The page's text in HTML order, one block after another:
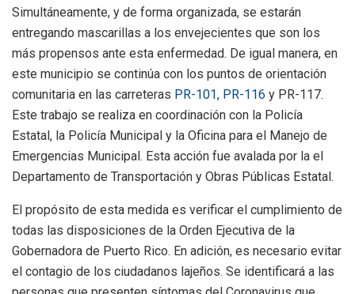
Simultáneamente, y de forma organizada, se estarán
entregando mascarillas a los envejecientes que son los
más propensos ante esta enfermedad. De igual manera, en
este municipio se continúa con los puntos de orientación
comunitaria en las carreteras PR-101, PR-116 y PR-117.
Este trabajo se realiza en coordinación con la Policía
Estatal, la Policía Municipal y la Oficina para el Manejo de
Emergencias Municipal. Esta acción fue avalada por la el
Departamento de Transportación y Obras Públicas Estatal.
El propósito de esta medida es verificar el cumplimiento de
todas las disposiciones de la Orden Ejecutiva de la
Gobernadora de Puerto Rico. En adición, es necesario evitar
el contagio de los ciudadanos lajeños. Se identificará a las